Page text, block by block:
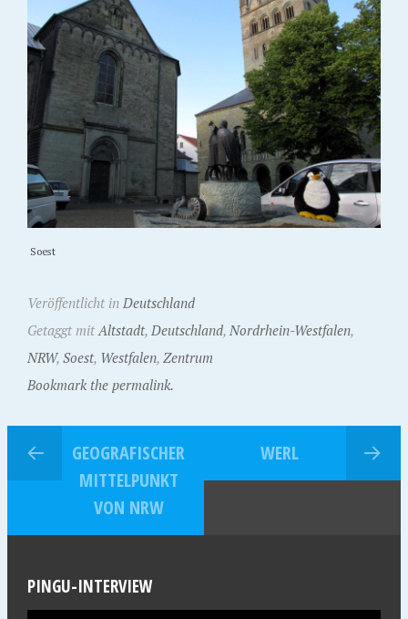
Soest
Veröffentlicht in Deutschland
Getaggt mit Altstadt, Deutschland, Nordrhein-Westfalen,
NRW, Soest, Westfalen, Zentrum
Bookmark the permalink.
GEOGRAFISCHER
MITTELPUNKT
VON NRW
WERL
PINGU-INTERVIEW